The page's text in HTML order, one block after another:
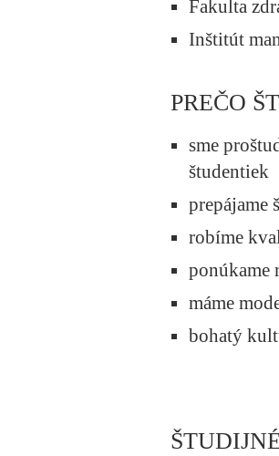
Fakulta
Inštitút
PREČO
sme
študentiek
prepájame
robíme
ponúkame
máme
bohatý